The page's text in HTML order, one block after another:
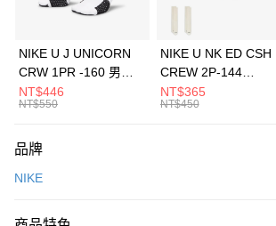
上海商業儲蓄銀行
元大商業銀行
台灣樂天信用卡公司
Apple Pay
全盈+PAY
AFTEE先享後付
【關於「AFTEE先享後付」】
便利好安心！
運送方式
NIKE U J UNICORN
CRW 1PR -160 男女
中統襪 FZ3393100
NT$446
NT$550
NIKE U NK ED CSH
CREW 2P-144
EMBRDY 男女 短統襪
FZ3073133
NT$365
NT$450
品牌
NIKE